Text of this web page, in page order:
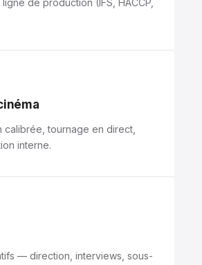
ligne de production (IFS, HACCP,
calibrée, tournage en direct,
interne.
— direction, interviews, sous-